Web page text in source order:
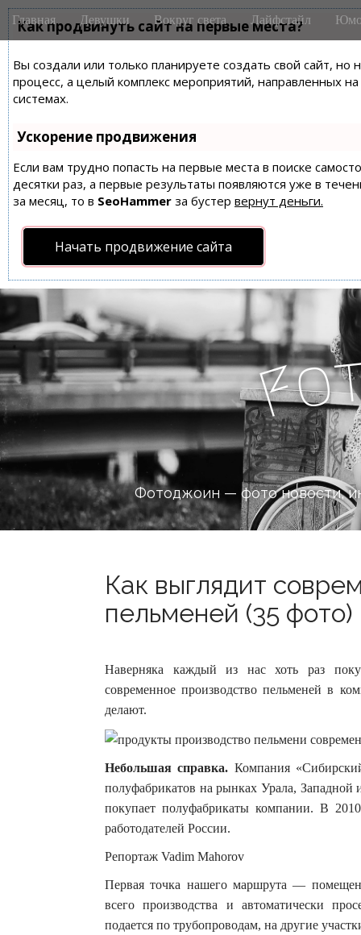
Как продвинуть сайт на первые места?
Вы создали или только планируете создать свой сайт,
процесс, а целый комплекс мероприятий, направленных
системах.
Ускорение продвижения
Если вам трудно попасть на первые места в поиске
десятки раз, а первые результаты появляются уже в
за месяц, то в SeoHammer за бустер вернут деньги.
Начать продвижение сайта
M
a
n
m
e
n
u
i
Главная Девушки Вокруг света Лайфстайл
Fo
Фотоджоин — фото новости,
Как выглядит
пельменей (35 фото)
Наверняка каждый из нас хоть раз
современное производство пельменей в
делают.
Небольшая справка. Компания
полуфабрикатов на рынках Урала,
покупает полуфабрикаты компании. В
работодателей России.
Репортаж Vadim Mahorov
Первая точка нашего маршрута —
всего производства и автоматически
подается по трубопроводам, на другие